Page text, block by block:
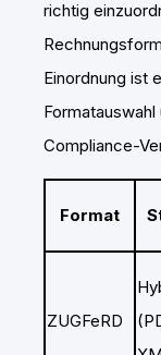
richtig
Einordnung ist
Compliance-
Format
ZUGFeRD